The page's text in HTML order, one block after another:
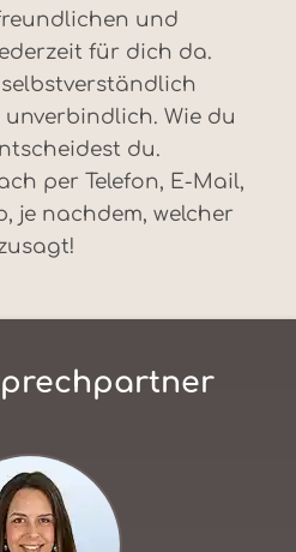
und
für dich da.
Wie du
du.
per Telefon, E-Mail,
je nachdem, welcher